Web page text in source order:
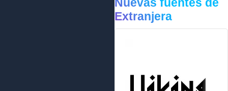
Extranjera